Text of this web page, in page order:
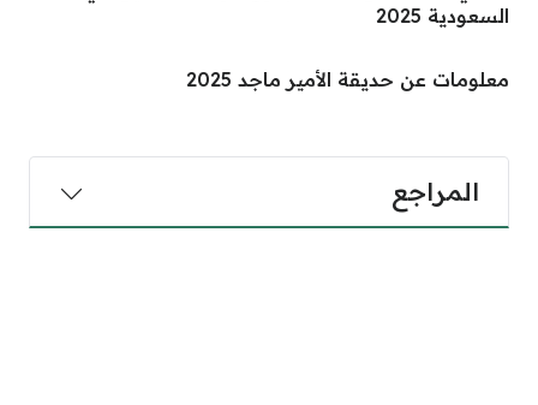
السعودية 2025
معلومات عن حديقة الأمير ماجد 2025
المراجع